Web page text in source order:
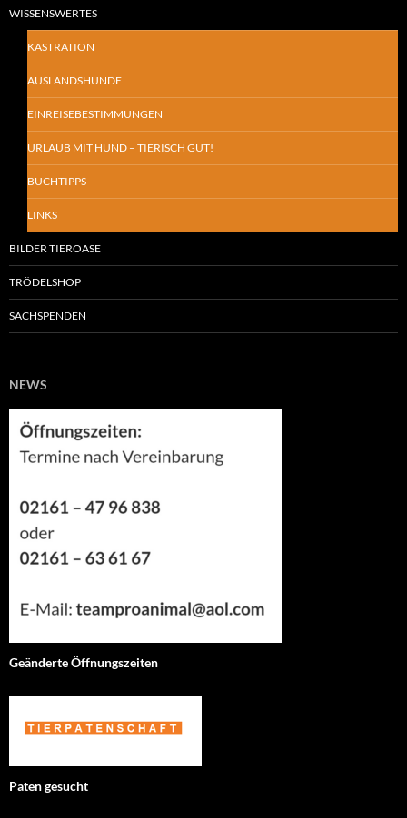
WISSENSWERTES
KASTRATION
AUSLANDSHUNDE
EINREISEBESTIMMUNGEN
URLAUB MIT HUND – TIERISCH GUT!
BUCHTIPPS
LINKS
BILDER TIEROASE
TRÖDELSHOP
SACHSPENDEN
NEWS
Geänderte Öffnungszeiten
Paten gesucht